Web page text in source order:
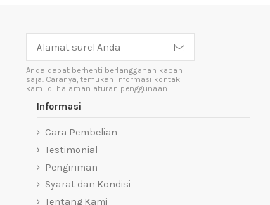
Anda dapat berhenti berlangganan kapan
saja. Caranya, temukan informasi kontak
kami di halaman aturan penggunaan.
Informasi
Cara Pembelian
Testimonial
Pengiriman
Syarat dan Kondisi
Tentang Kami